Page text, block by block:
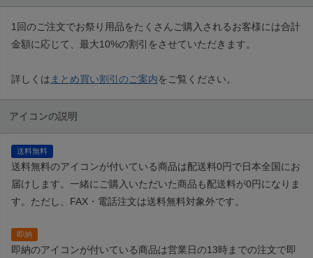
1回のご注文でお祭り用品をたくさんご購入されるお客様には合計
金額に応じて、最大10%の割引をさせていただきます。
詳しくは まとめ買い割引のご案内をご覧ください。
アイコンの説明
送料無料
送料無料のアイコンが付いている商品は配送料0円で日本全国にお
届けします。一緒にご購入いただいた商品も配送料が0円になりま
す。ただし、FAX・電話注文は送料無料対象外です。
即納
即納のアイコンが付いている商品は営業日の13時までの注文で即